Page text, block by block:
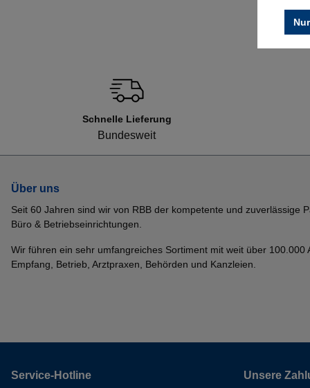
Schnelle Lieferung
Bundesweit
Über uns
Seit 60 Jahren sind wir von RBB der kompetente und zuverlässige
Büro & Betriebseinrichtungen.
Wir führen ein sehr umfangreiches Sortiment mit weit über 100.000
Empfang, Betrieb, Arztpraxen, Behörden und Kanzleien.
Service-Hotline Unsere